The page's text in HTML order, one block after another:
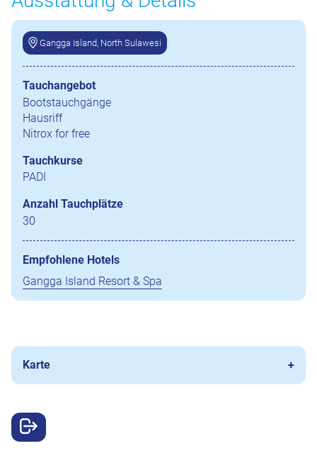
Gangga Island, North Sulawesi
Tauchangebot
Bootstauchgänge
Hausriff
Nitrox for free
Tauchkurse
PADI
Anzahl Tauchplätze
30
Empfohlene Hotels
Gangga Island Resort & Spa
Karte